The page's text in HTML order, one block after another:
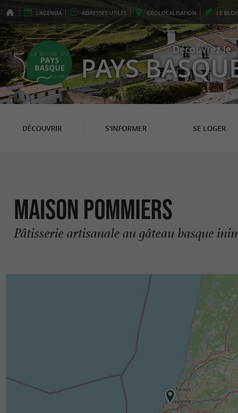
L'AGENDA ADRESSES UTILES GEOLOCALISATION LE BLOG
Découvrez le
PAYS
DÉCOUVRIR S'INFORMER SE LOGER
MAISON POMMIERS
Pâtisserie artisanale au gâteau basque